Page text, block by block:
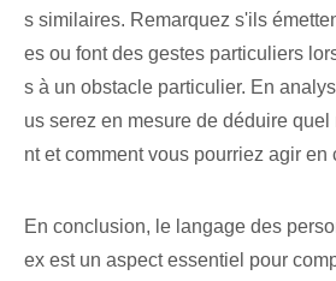
s similaires. Remarquez s'ils
es ou font des ⁤gestes​ particuliers
s⁤ à un obstacle particulier⁤. En
us serez en mesure de déduire
nt et comment vous pourriez agir en
En conclusion, le langage des
ex est un aspect essentiel pour